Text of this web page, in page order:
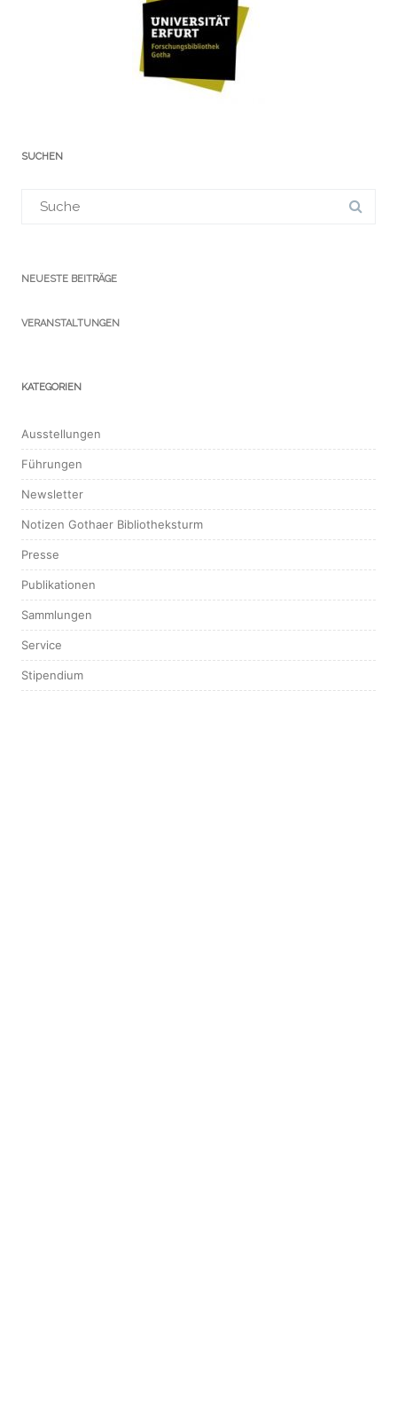
SUCHEN
für:
NEUESTE BEITRÄGE
VERANSTALTUNGEN
KATEGORIEN
Ausstellungen
Führungen
Newsletter
Notizen Gothaer Bibliotheksturm
Presse
Publikationen
Sammlungen
Service
Stipendium